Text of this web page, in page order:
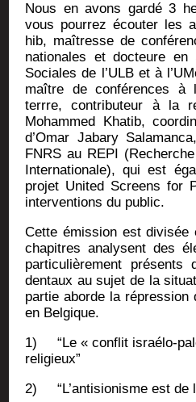
Nous en avons gar­dé 3
vous pour­rez écou­ter les
hib, maî­tresse de
na­tio­nales et doc­teure en
Sociales de l’ULB et à
maître de confé­rences à
terrre, contri­bu­teur à la
Moham­med Kha­tib,
d’Omar Jaba­ry
FNRS au REPI
Inter­na­tio­nale), qui est
pro­jet Uni­ted Screens for
inter­ven­tions du public.
Cette émis­sion est divi­sée
cha­pitres ana­lysent des
par­ti­cu­liè­re­ment
den­taux au sujet de la
par­tie aborde la répres­sion
en Belgique.
1) “Le « conflit israé­lo-
religieux”
2) “L’antisionisme est de